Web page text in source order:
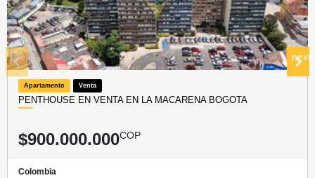
Apartamento Venta
PENTHOUSE EN VENTA EN LA MACARENA BOGOTA
$900.000.000COP
Colombia
prev next